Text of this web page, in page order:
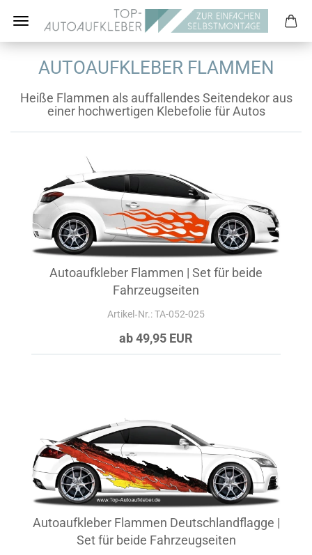
AUTOAUFKLEBER FLAMMEN
Heiße Flammen als auffallendes Seitendekor aus
einer hochwertigen Klebefolie für Autos
Autoaufkleber Flammen | Set für beide
Fahrzeugseiten
Artikel‑Nr.: TA-052-025
ab 49,95 EUR
Autoaufkleber Flammen Deutschlandflagge |
Set für beide Fahrzeugseiten